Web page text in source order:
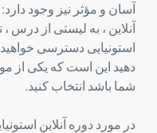
آسان و مؤثر نیز وجود
آنلاین ، به لیستی از درس
استونیایی دسترسی
دهید این است که یکی از
شما باشد انتخاب کنید.
در مورد دوره آنلاین